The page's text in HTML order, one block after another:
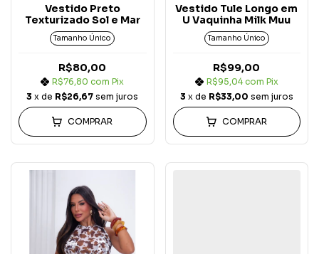
Vestido Preto
Texturizado Sol e Mar
Tamanho Único
R$80,00
R$76,80com Pix
3 x de R$26,67 sem juros
COMPRAR
Vestido Tule Longo em
U Vaquinha Milk Muu
Tamanho Único
R$99,00
R$95,04com Pix
3 x de R$33,00 sem juros
COMPRAR